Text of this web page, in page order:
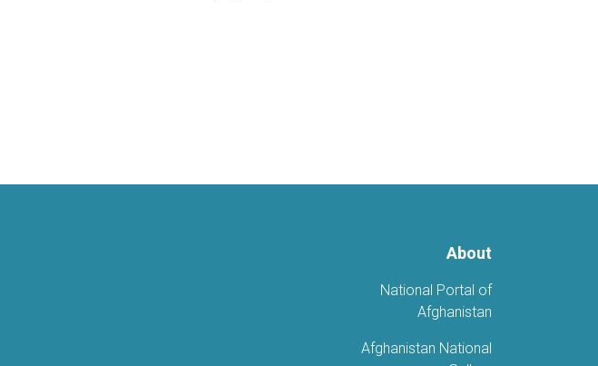
About
National Portal of
Afghanistan
Afghanistan National